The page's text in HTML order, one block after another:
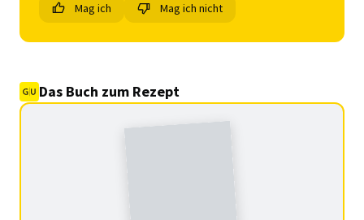
Mag ich Mag ich nicht
Das Buch zum Rezept